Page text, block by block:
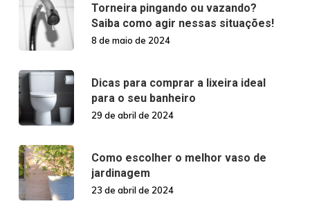
Torneira pingando ou vazando?
Saiba como agir nessas situações!
8 de maio de 2024
Dicas para comprar a lixeira ideal
para o seu banheiro
29 de abril de 2024
Como escolher o melhor vaso de
jardinagem
23 de abril de 2024